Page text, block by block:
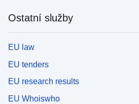
Ostatní služby
EU law
EU tenders
EU research results
EU Whoiswho